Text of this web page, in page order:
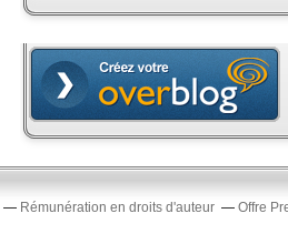
Rémunération en droits d'auteur Offre